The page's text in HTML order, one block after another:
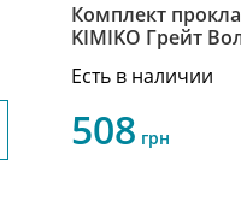
Комплект
KIMIKO Грейт
Есть в наличии
508 грн